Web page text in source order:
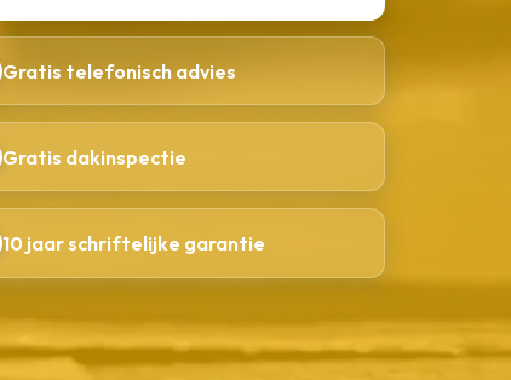
Gratis telefonisch advies
Gratis dakinspectie
10 jaar schriftelijke garantie